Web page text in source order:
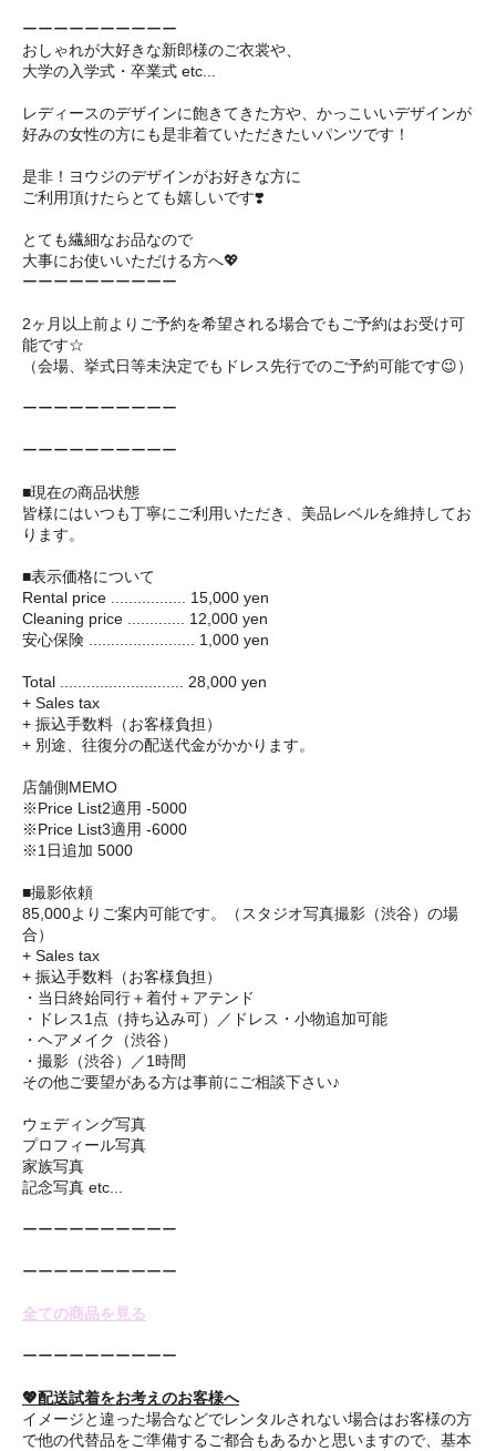
ーーーーーーーーーー
おしゃれが大好きな新郎様のご衣裳や、
大学の入学式・卒業式 etc...
レディースのデザインに飽きてきた方や、かっこいいデザインが
好みの女性の方にも是非着ていただきたいパンツです！
是非！ヨウジのデザインがお好きな方に
ご利用頂けたらとても嬉しいです❣️
とても繊細なお品なので
大事にお使いいただける方へ💖
ーーーーーーーーーー
2ヶ月以上前よりご予約を希望される場合でもご予約はお受け可
能です☆
（会場、挙式日等未決定でもドレス先行でのご予約可能です😉）
ーーーーーーーーーー
ーーーーーーーーーー
■現在の商品状態
皆様にはいつも丁寧にご利用いただき、美品レベルを維持してお
ります。
■表示価格について
Rental price ................. 15,000 yen
Cleaning price ............. 12,000 yen
安心保険 ........................ 1,000 yen
Total ............................ 28,000 yen
+ Sales tax
+ 振込手数料（お客様負担）
+ 別途、往復分の配送代金がかかります。
店舗側MEMO
※Price List2適用 -5000
※Price List3適用 -6000
※1日追加 5000
■撮影依頼
85,000よりご案内可能です。（スタジオ写真撮影（渋谷）の場
合）
+ Sales tax
+ 振込手数料（お客様負担）
・当日終始同行＋着付＋アテンド
・ドレス1点（持ち込み可）／ドレス・小物追加可能
・ヘアメイク（渋谷）
・撮影（渋谷）／1時間
その他ご要望がある方は事前にご相談下さい♪
ウェディング写真
プロフィール写真
家族写真
記念写真 etc...
ーーーーーーーーーー
ーーーーーーーーーー
全ての商品を見る
ーーーーーーーーーー
💖配送試着をお考えのお客様へ
イメージと違った場合などでレンタルされない場合はお客様の方
で他の代替品をご準備するご都合もあるかと思いますので、基本